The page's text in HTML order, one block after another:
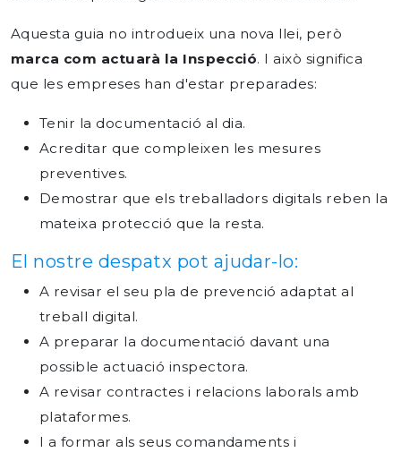
Aquesta guia no introdueix una nova llei, però
marca com actuarà la Inspecció. I això significa
que les empreses han d'estar preparades:
Tenir la documentació al dia.
Acreditar que compleixen les mesures
preventives.
Demostrar que els treballadors digitals reben la
mateixa protecció que la resta.
El nostre despatx pot ajudar-lo:
A revisar el seu pla de prevenció adaptat al
treball digital.
A preparar la documentació davant una
possible actuació inspectora.
A revisar contractes i relacions laborals amb
plataformes.
I a formar als seus comandaments i